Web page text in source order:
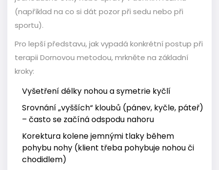
(například na co si dát pozor při sedu nebo při
sportu).
Pro lepší představu, jak vypadá konkrétní postup při
terapii Dornovou metodou, mrkněte na základní
kroky:
Vyšetření délky nohou a symetrie kyčlí
Srovnání „vyšších“ kloubů (pánev, kyčle, páteř)
– často se začíná odspodu nahoru
Korektura kolene jemnými tlaky během
pohybu nohy (klient třeba pohybuje nohou či
chodidlem)